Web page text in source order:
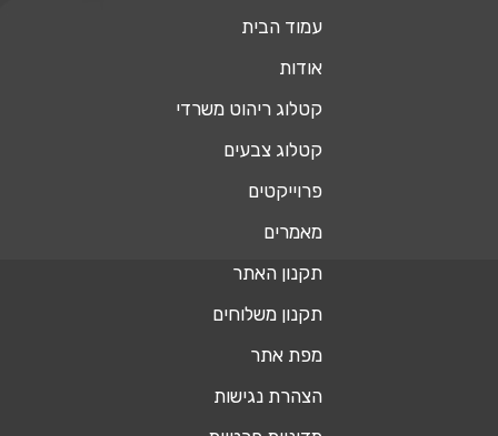
עמוד הבית
אודות
קטלוג ריהוט משרדי
קטלוג צבעים
פרוייקטים
מאמרים
תקנון האתר
תקנון משלוחים
מפת אתר
הצהרת נגישות